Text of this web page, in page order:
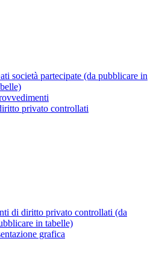
società partecipate (da pubblicare in
privato controllati
di diritto privato controllati (da
in tabelle)
grafica